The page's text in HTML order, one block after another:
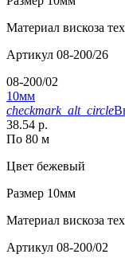
Материал вискоза
Артикул 08-200/26
08-200/02
10мм
checkmark_alt_circle
38.54 р.
По 80 м
Цвет бежевый
Размер 10мм
Материал вискоза
Артикул 08-200/02